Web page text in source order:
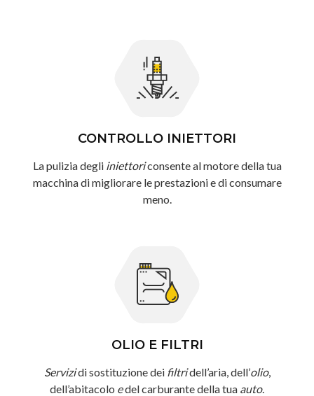
CONTROLLO INIETTORI
La pulizia degli iniettoriconsente al motore della tua
macchina di migliorare le prestazioni e di consumare
meno.
OLIO E FILTRI
Servizidi sostituzione dei filtridell’aria, dell’olio,
dell’abitacolo edel carburante della tua auto.